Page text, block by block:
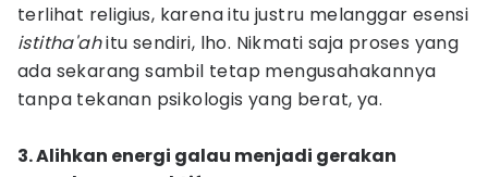
terlihat religius, karena itu justru melanggar esensi
istitha'ahitu sendiri, lho. Nikmati saja proses yang
ada sekarang sambil tetap mengusahakannya
tanpa tekanan psikologis yang berat, ya.
3. Alihkan energi galau menjadi gerakan